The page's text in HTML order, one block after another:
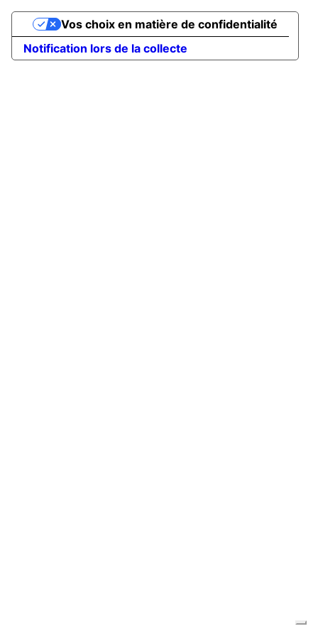
Notification lors de la collecte
Vos choix en matière de confidentialité